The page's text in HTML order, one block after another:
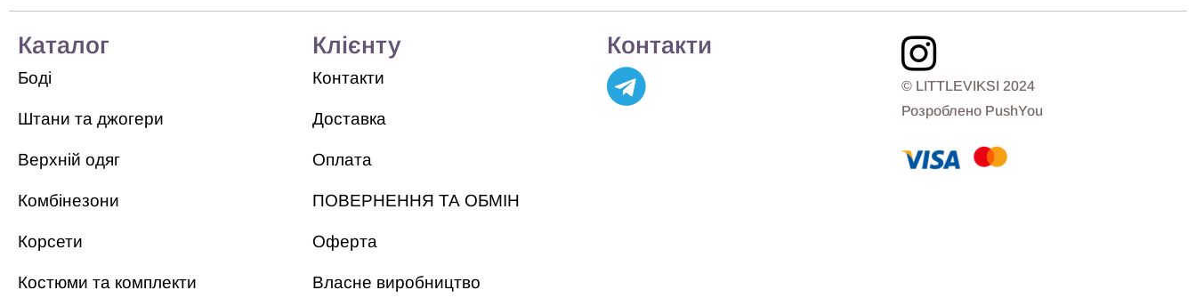
Каталог
Боді
Штани та джогери
Верхній одяг
Комбінезони
Корсети
Костюми та комплекти
Клієнту
Контакти
Доставка
Оплата
ПОВЕРНЕННЯ ТА ОБМІН
Оферта
Власне виробництво
Контакти
© LITTLEVIKSI 2024
Розроблено PushYou